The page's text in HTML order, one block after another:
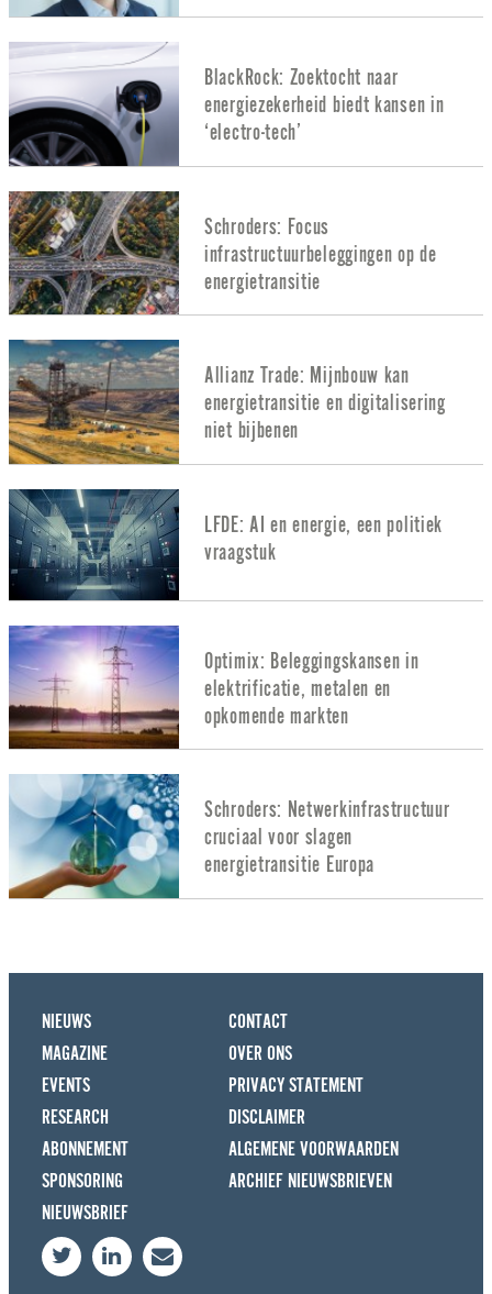
BlackRock: Zoektocht naar
energiezekerheid biedt kansen in
‘electro-tech’
Schroders: Focus
infrastructuurbeleggingen op de
energietransitie
Allianz Trade: Mijnbouw kan
energietransitie en digitalisering
niet bijbenen
LFDE: AI en energie, een politiek
vraagstuk
Optimix: Beleggingskansen in
elektrificatie, metalen en
opkomende markten
Schroders: Netwerkinfrastructuur
cruciaal voor slagen
energietransitie Europa
NIEUWS
MAGAZINE
EVENTS
RESEARCH
ABONNEMENT
SPONSORING
CONTACT
OVER ONS
PRIVACY STATEMENT
DISCLAIMER
ALGEMENE VOORWAARDEN
ARCHIEF NIEUWSBRIEVEN
NIEUWSBRIEF